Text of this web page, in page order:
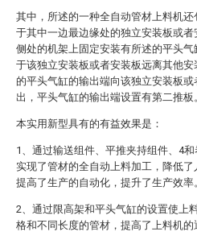
其中，所述的一种全自动管材上料机还
于其中一边最边缘处的独立安装板或者
侧处的机架上固定安装有所述的平头气
于该独立安装板或者安装板远离其他安
的平头气缸的输出端向该独立安装板
出，平头气缸的输出端设置有第二推板
本实用新型具有的有益效果是：
1、通过输送组件、平推夹持组件、4和
实现了管材的全自动上料加工，降低了
提高了生产的自动化，提升了生产效率
2、通过限高架和平头气缸的设置使上
格和不同长度的管材，提高了上料机